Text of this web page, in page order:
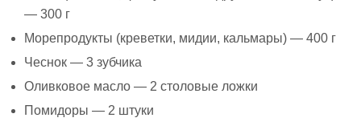
— 300 г
Морепродукты (креветки, мидии, кальмары) — 400 г
Чеснок — 3 зубчика
Оливковое масло — 2 столовые ложки
Помидоры — 2 штуки